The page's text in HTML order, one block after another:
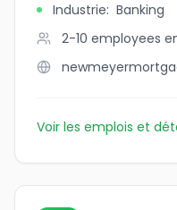
Industrie: Banking
2-10 employees
Voir les emplois et